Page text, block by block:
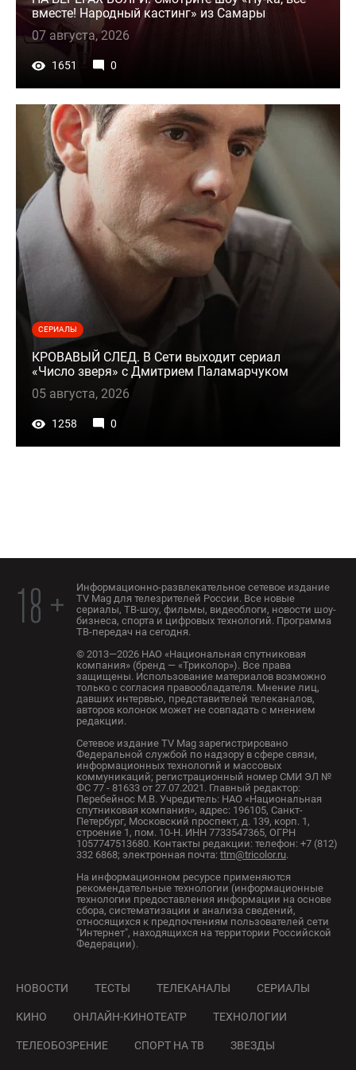
вместе! Народный кастинг» из Самары
07 августа, 2026
1651 0
СЕРИАЛЫ
КРОВАВЫЙ СЛЕД. В Сети выходит сериал
«Число зверя» с Дмитрием Паламарчуком
05 августа, 2026
1258 0
18 +
Информационно-развлекательное сетевое издание
TV Mag для телезрителей России. Все новые
сериалы, ТВ-шоу, фильмы, видеоблоги, новости шоу-
бизнеса, спорта и цифровых технологий. Программа
ТВ-передач на сегодня.
© 2013—2026 НАО «Национальная спутниковая
компания» (бренд — «Триколор»). Все права
защищены. Использование материалов возможно
только с согласия правообладателя. Мнение лиц,
давших интервью, представителей телеканалов,
авторов колонок может не совпадать с мнением
редакции.
Сетевое издание TV Mag зарегистрировано
Федеральной службой по надзору в сфере связи,
информационных технологий и массовых
коммуникаций; регистрационный номер СМИ ЭЛ №
ФС 77 - 81633 от 27.07.2021. Главный редактор:
Перебейнос М.В. Учредитель: НАО «Национальная
спутниковая компания», адрес: 196105, Санкт-
Петербург, Московский проспект, д. 139, корп. 1,
строение 1, пом. 10-Н. ИНН 7733547365, ОГРН
1057747513680. Контакты редакции: телефон: +7 (812)
332 6868; электронная почта: ttm@tricolor.ru.
На информационном ресурсе применяются
рекомендательные технологии (информационные
технологии предоставления информации на основе
сбора, систематизации и анализа сведений,
относящихся к предпочтениям пользователей сети
"Интернет", находящихся на территории Российской
Федерации).
НОВОСТИ ТЕСТЫ ТЕЛЕКАНАЛЫ СЕРИАЛЫ
КИНО ОНЛАЙН-КИНОТЕАТР ТЕХНОЛОГИИ
ТЕЛЕОБОЗРЕНИЕ СПОРТ НА ТВ ЗВЕЗДЫ